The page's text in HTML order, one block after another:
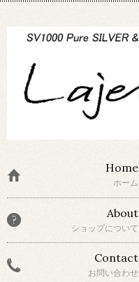
Home
ホーム
About
ショップについて
Contact
お問い合わせ